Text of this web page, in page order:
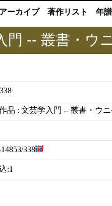
ーカイブ 著作リスト 年
門 -- 叢書・ウ
品 : 文芸学入門 -- 叢書・ウ
338
:1